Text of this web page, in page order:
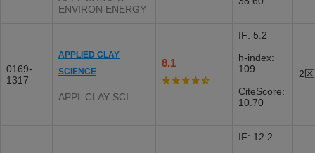
ENVIRON ENERGY
0169-
1317
APPLIED CLAY
SCIENCE
APPL CLAY SCI
8.1
IF: 5.2
h-index:
109
CiteScore:
10.70
2区
IF: 12.2